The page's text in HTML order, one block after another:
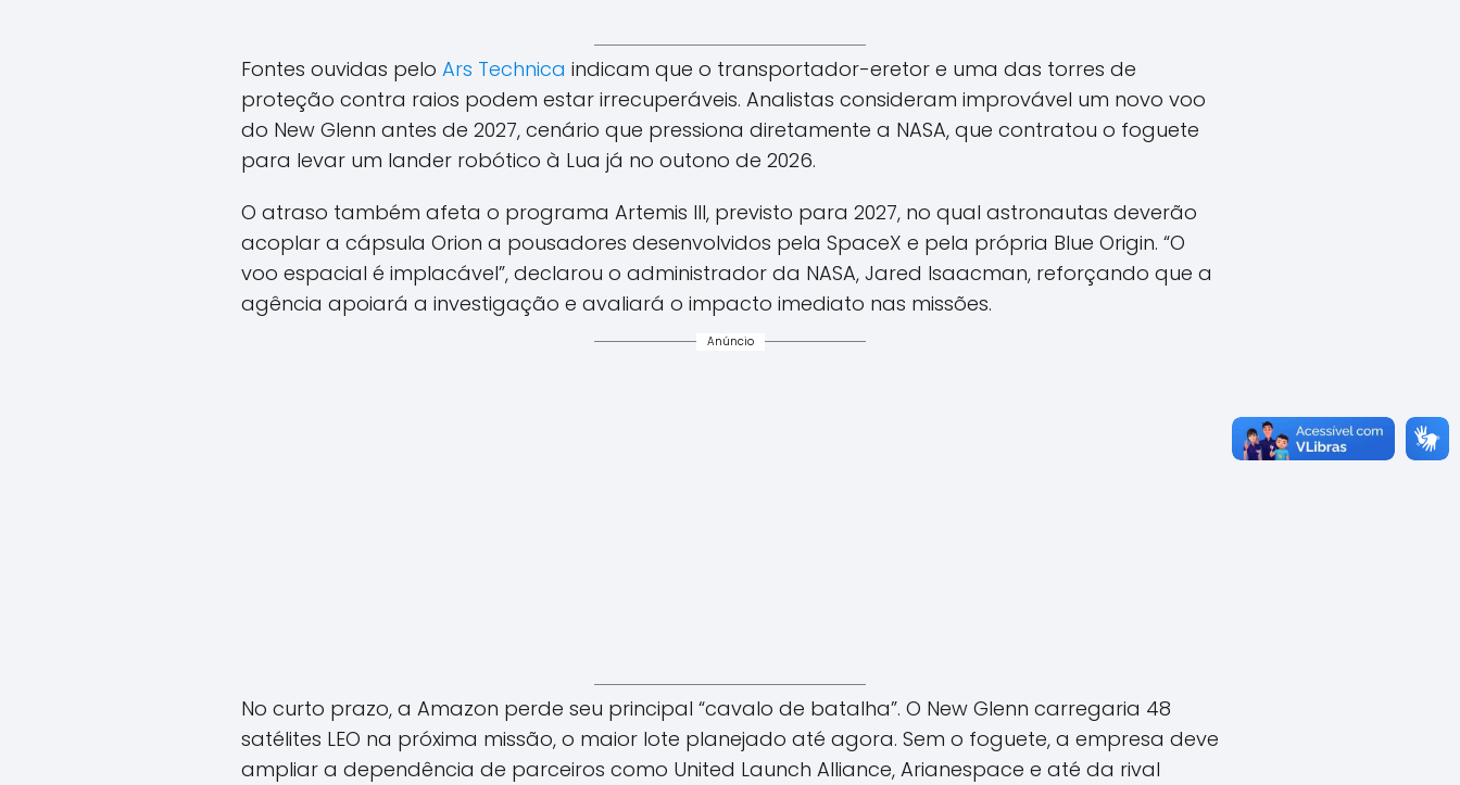
Fontes ouvidas pelo Ars Technica indicam que o transportador-eretor e uma das torres de
proteção contra raios podem estar irrecuperáveis. Analistas consideram improvável um novo voo
do New Glenn antes de 2027, cenário que pressiona diretamente a NASA, que contratou o foguete
para levar um lander robótico à Lua já no outono de 2026.
O atraso também afeta o programa Artemis III, previsto para 2027, no qual astronautas deverão
acoplar a cápsula Orion a pousadores desenvolvidos pela SpaceX e pela própria Blue Origin. “O
voo espacial é implacável”, declarou o administrador da NASA, Jared Isaacman, reforçando que a
agência apoiará a investigação e avaliará o impacto imediato nas missões.
Anúncio
No curto prazo, a Amazon perde seu principal “cavalo de batalha”. O New Glenn carregaria 48
satélites LEO na próxima missão, o maior lote planejado até agora. Sem o foguete, a empresa deve
ampliar a dependência de parceiros como United Launch Alliance, Arianespace e até da rival